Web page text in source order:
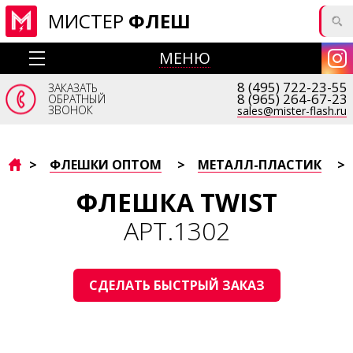
МЕНЮ
МИСТЕР ФЛЕШ
ЗАКАЗАТЬ
ОБРАТНЫЙ
ЗВОНОК
8 (495) 722-23-55
8 (965) 264-67-23
sales@mister-flash.ru
> ФЛЕШКИ ОПТОМ > МЕТАЛЛ-ПЛАСТИК >
ФЛЕШКА TWIST
АРТ.1302
СДЕЛАТЬ БЫСТРЫЙ ЗАКАЗ